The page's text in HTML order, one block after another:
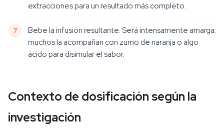
extracciones para un resultado más completo.
Bebe la infusión resultante. Será intensamente amarga:
muchos la acompañan con zumo de naranja o algo
ácido para disimular el sabor.
Contexto de dosificación según la
investigación